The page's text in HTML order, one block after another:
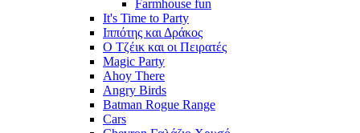
Farmhouse fun
It's Time to Party
Ιππότης και Δράκος
Ο Τζέικ και οι Πειρατές
Magic Party
Ahoy There
Angry Birds
Batman Rogue Range
Cars